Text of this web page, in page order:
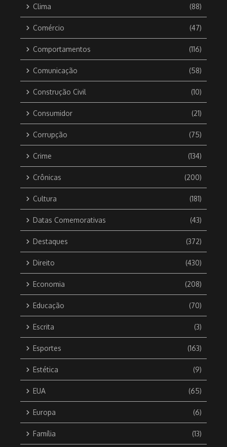
Clima (88)
Comércio (47)
Comportamentos (116)
Comunicação (58)
Construção Civil (10)
Consumidor (21)
Corrupção (75)
Crime (134)
Crônicas (200)
Cultura (181)
Datas Comemorativas (43)
Destaques (372)
Direito (430)
Economia (208)
Educação (70)
Escrita (3)
Esportes (163)
Estética (9)
EUA (65)
Europa (6)
Família (13)